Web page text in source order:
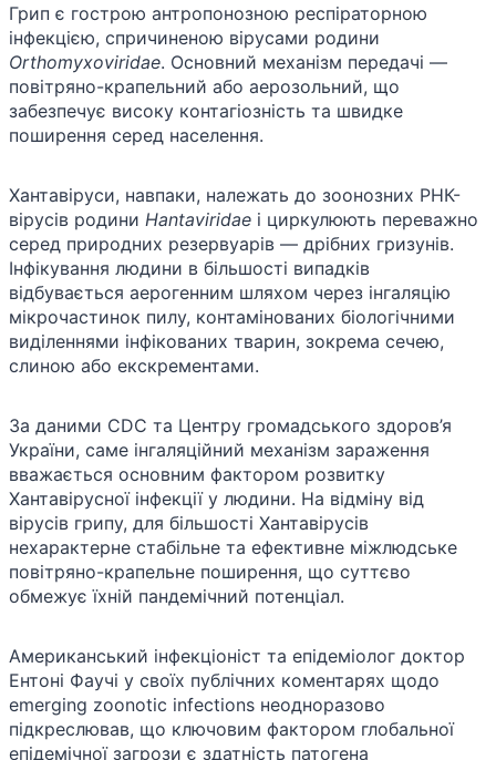
Грип є гострою антропонозною респіраторною
інфекцією, спричиненою вірусами родини
Orthomyxoviridae. Основний механізм передачі —
повітряно-крапельний або аерозольний, що
забезпечує високу контагіозність та швидке
поширення серед населення.
Хантавіруси, навпаки, належать до зоонозних РНК-
вірусів родини Hantaviridae і циркулюють переважно
серед природних резервуарів — дрібних гризунів.
Інфікування людини в більшості випадків
відбувається аерогенним шляхом через інгаляцію
мікрочастинок пилу, контамінованих біологічними
виділеннями інфікованих тварин, зокрема сечею,
слиною або екскрементами.
За даними CDC та Центру громадського здоров’я
України, саме інгаляційний механізм зараження
вважається основним фактором розвитку
Хантавірусної інфекції у людини. На відміну від
вірусів грипу, для більшості Хантавірусів
нехарактерне стабільне та ефективне міжлюдське
повітряно-крапельне поширення, що суттєво
обмежує їхній пандемічний потенціал.
Американський інфекціоніст та епідеміолог доктор
Ентоні Фаучі у своїх публічних коментарях щодо
emerging zoonotic infections неодноразово
підкреслював, що ключовим фактором глобальної
епідемічної загрози є здатність патогена